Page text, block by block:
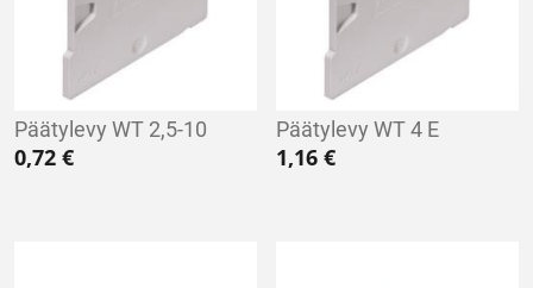
Päätylevy WT 2,5-10
0,72 €
Päätylevy WT 4 E
1,16€